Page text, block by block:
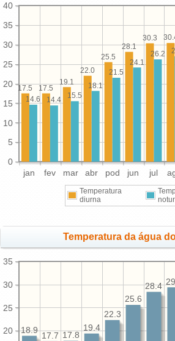
jan fev mar abr pod jun jul
0
5
10
15
20
25
30
35
40
30.3
28.1
25.5
22.0
19.1
17.5
17.5
26.2
24.1
21.5
18.1
15.5
14.4
14.6
Temperatura
diurna
Temperatura da água
20
25
30
35
28.4
25.6
22.3
19.4
17.8
17.7
18.9